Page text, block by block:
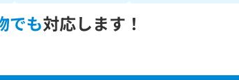
でも対応します！